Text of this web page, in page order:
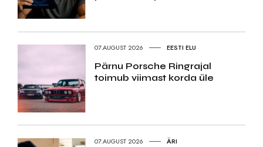
07.AUGUST 2026 EESTI ELU
Pärnu Porsche Ringrajal
toimub viimast korda üle
07.AUGUST 2026 ÄRI